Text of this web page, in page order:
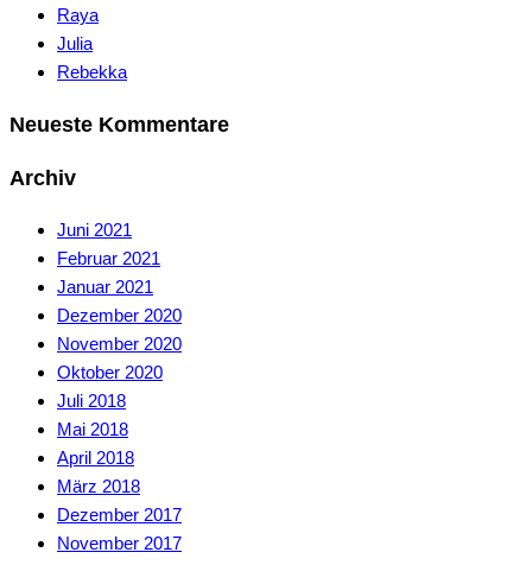
Raya
Julia
Rebekka
Neueste Kommentare
Archiv
Juni 2021
Februar 2021
Januar 2021
Dezember 2020
November 2020
Oktober 2020
Juli 2018
Mai 2018
April 2018
März 2018
Dezember 2017
November 2017